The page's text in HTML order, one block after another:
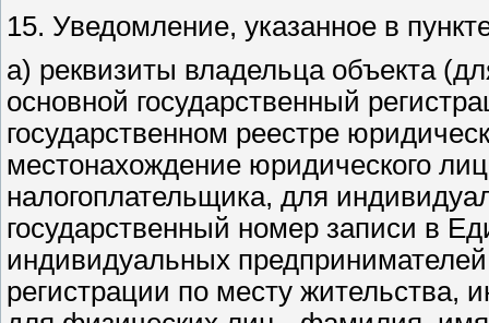
15. Уведомление, указанное в
а) реквизиты владельца объекта
основной государственный
государственном реестре
местонахождение юридического
налогоплательщика, для
государственный номер записи в
индивидуальных
регистрации по месту жительства,